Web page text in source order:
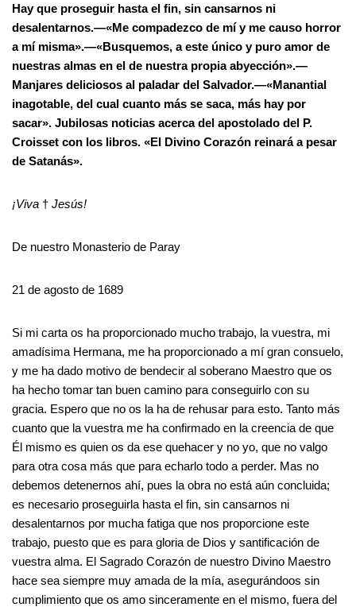
Hay que proseguir hasta el fin, sin cansarnos ni
desalentarnos.—«Me compadezco de mí y me causo horror
a mí misma».—«Busquemos, a este único y puro amor de
nuestras almas en el de nuestra propia abyección».—
Manjares deliciosos al paladar del Salvador.—«Manantial
inagotable, del cual cuanto más se saca, más hay por
sacar». Jubilosas noticias acerca del apostolado del P.
Croisset con los libros. «El Divino Corazón reinará a pesar
de Satanás».
¡Viva † Jesús!
De nuestro Monasterio de Paray
21 de agosto de 1689
Si mi carta os ha proporcionado mucho trabajo, la vuestra, mi
amadísima Hermana, me ha proporcionado a mí gran consuelo,
y me ha dado motivo de bendecir al soberano Maestro que os
ha hecho tomar tan buen camino para conseguirlo con su
gracia. Espero que no os la ha de rehusar para esto. Tanto más
cuanto que la vuestra me ha confirmado en la creencia de que
Él mismo es quien os da ese quehacer y no yo, que no valgo
para otra cosa más que para echarlo todo a perder. Mas no
debemos detenernos ahí, pues la obra no está aún concluida;
es necesario proseguirla hasta el fin, sin cansarnos ni
desalentarnos por mucha fatiga que nos proporcione este
trabajo, puesto que es para gloria de Dios y santificación de
vuestra alma. El Sagrado Corazón de nuestro Divino Maestro
hace sea siempre muy amada de la mía, asegurándoos sin
cumplimiento que os amo sinceramente en el mismo, fuera del